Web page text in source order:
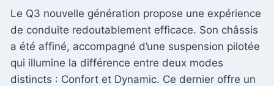
Le Q3 nouvelle génération propose une expérience
de conduite redoutablement efficace. Son châssis
a été affiné, accompagné d’une suspension pilotée
qui illumine la différence entre deux modes
distincts : Confort et Dynamic. Ce dernier offre un